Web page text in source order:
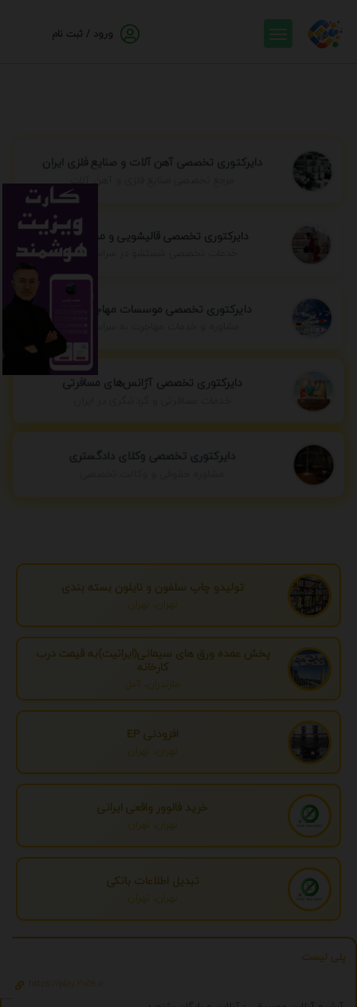
ورود / ثبت نام
دایرکتوری تخصصی آهن آلات و صنایع فلزی ایران
مرجع تخصصی صنایع فلزی و آهن آلات
دایرکتوری تخصصی قالیشویی و مبل شویی
خدمات تخصصی شستشو در سراسر ایران
دایرکتوری تخصصی موسسات مهاجرتی ایران
مشاوره و خدمات مهاجرت به سراسر جهان
دایرکتوری تخصصی آژانس‌های مسافرتی
دایرکتوری تخصصی وکلای دادگستری
تولیدو چاپ سلفون و نایلون بسته بندی
تهران، تهران
پخش عمده ورق های سیمانی(ایرانیت)به قیمت درب
کارخانه
مازندران، آمل
افزودنی EP
تهران، تهران
خرید فالوور واقعی ایرانی
تهران، تهران
تبدیل اطلاعات بانکی
تهران، تهران
پلی لیست
https://play.2059.ir